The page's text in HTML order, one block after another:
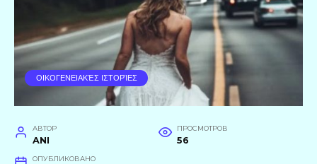
ΟΙΚΟΓΕΝΕΙΑΚΈΣ ΙΣΤΟΡΊΕΣ
АВТОР
ANI
ПРОСМОТРОВ
56
ОПУБЛИКОВАНО